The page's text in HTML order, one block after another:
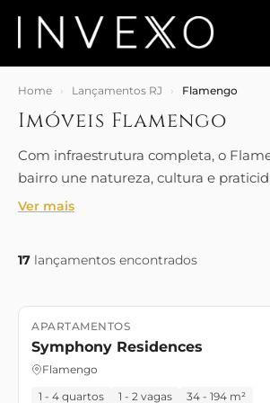
Home › Lançamentos RJ › Flamengo
Imóveis Flamengo
Com infraestrutura completa, o
bairro une natureza, cultura e
tradicionais da cidade.
Ver mais
17 lançamentos encontrados
Lançamento
APARTAMENTOS
Symphony Residences
Flamengo
1 - 4 quartos 1 - 2 vagas 34 - 194 m²